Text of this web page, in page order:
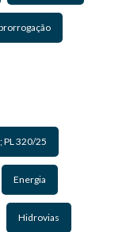
PL 320/25
Energia
Hidrovias